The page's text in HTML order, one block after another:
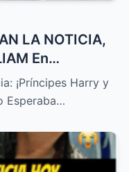
LA NOTICIA,
En
– HTT
¡Príncipes Harry y
Esperaba…